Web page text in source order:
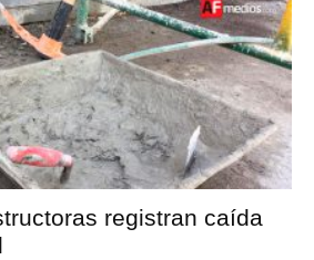
registran caída